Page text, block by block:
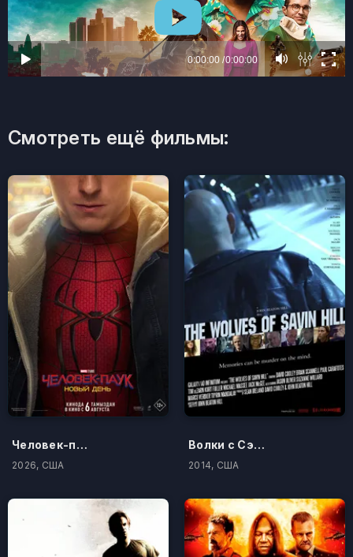
Смотреть ещё фильмы:
Человек-паук: Новый день
2026, США
Волки с Сэйвин-Хилл
2014, США